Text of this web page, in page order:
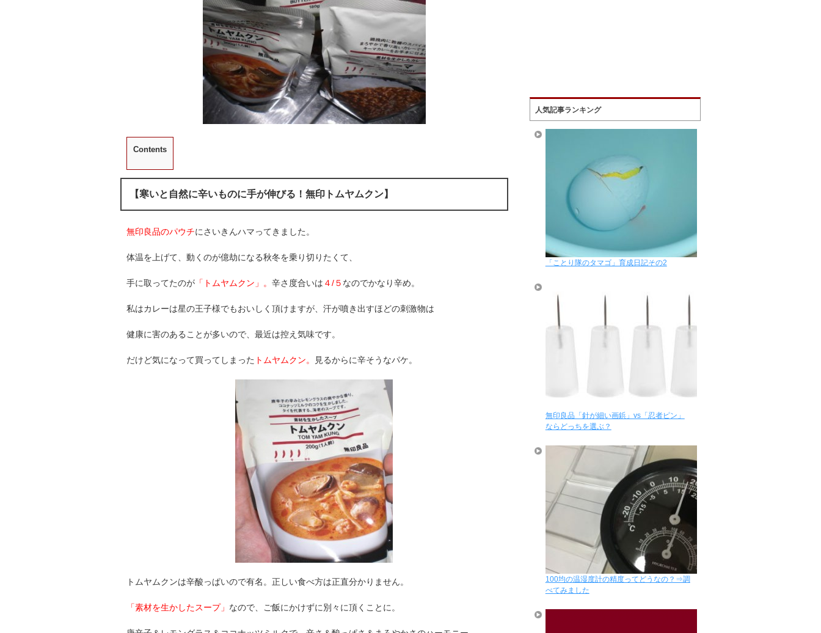
Contents
【寒いと自然に辛いものに手が伸びる！無印トムヤムクン】
無印良品のパウチにさいきんハマってきました。
体温を上げて、動くのが億劫になる秋冬を乗り切りたくて、
手に取ってたのが 「トムヤムクン」。 辛さ度合いは ４/５ なのでかなり辛め。
私はカレーは星の王子様でもおいしく頂けますが、汗が噴き出すほどの刺激物は
健康に害のあることが多いので、最近は控え気味です。
だけど気になって買ってしまった トムヤムクン。 見るからに辛そうなパケ。
トムヤムクンは辛酸っぱいので有名。正しい食べ方は正直分かりません。
「素材を生かしたスープ」 なので、ご飯にかけずに別々に頂くことに。
人気記事ランキング
「ことり隊のタマゴ」育成日記その2
無印良品「針が細い画鋲」vs「忍者ピン」
ならどっちを選ぶ？
100均の温湿度計の精度ってどうなの？⇒調
べてみました